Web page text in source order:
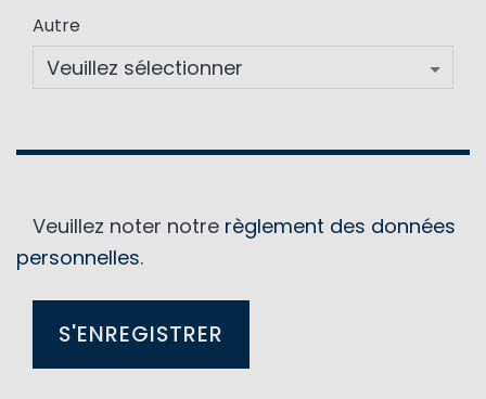
Autre
Veuillez noter notre règlement des données
personnelles.
S'ENREGISTRER